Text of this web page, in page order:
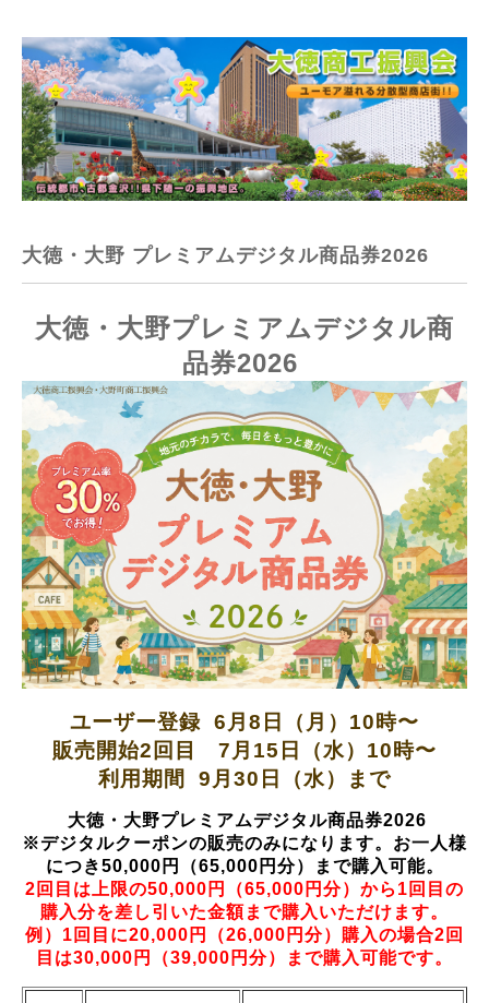
大徳・大野 プレミアムデジタル商品券2026
大徳・大野プレミアムデジタル商
品券2026
ユーザー登録 6月8 日（月）10時〜
販売開始2回目 7月15 日（水）10時〜
利用期間 9 月30 日（水）まで
大徳・大野プレミアムデジタル商品券2026
※デジタルクーポンの販売のみになります。お一人様
につき50,000円（65,000円分）まで購入可能。
2回目は上限の50,000円（65,000円分）から1回目の
購入分を差し引いた金額まで購入いただけます。
例）1回目に20,000円（26,000円分）購入の場合2回
目は30,000円（39,000円分）まで購入可能です。